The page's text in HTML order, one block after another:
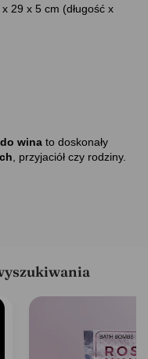
29 x 5 cm (długość x
wina to doskonały
, przyjaciół czy rodziny.